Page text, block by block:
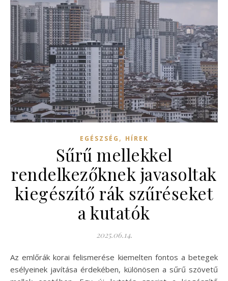
EGÉSZSÉG , HÍREK
Sűrű mellekkel
rendelkezőknek javasoltak
kiegészítő rák szűréseket
a kutatók
2025.06.14.
Az emlőrák korai felismerése kiemelten fontos a betegek
esélyeinek javítása érdekében, különösen a sűrű szövetű